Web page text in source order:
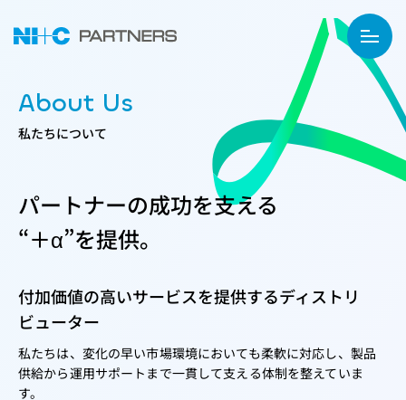
About Us
私たちについて
パートナーの成功を支える
“＋α”を提供。
付加価値の高いサービスを提供するディストリ
ビューター
私たちは、変化の早い市場環境においても柔軟に対応し、製品
供給から運用サポートまで一貫して支える体制を整えていま
す。